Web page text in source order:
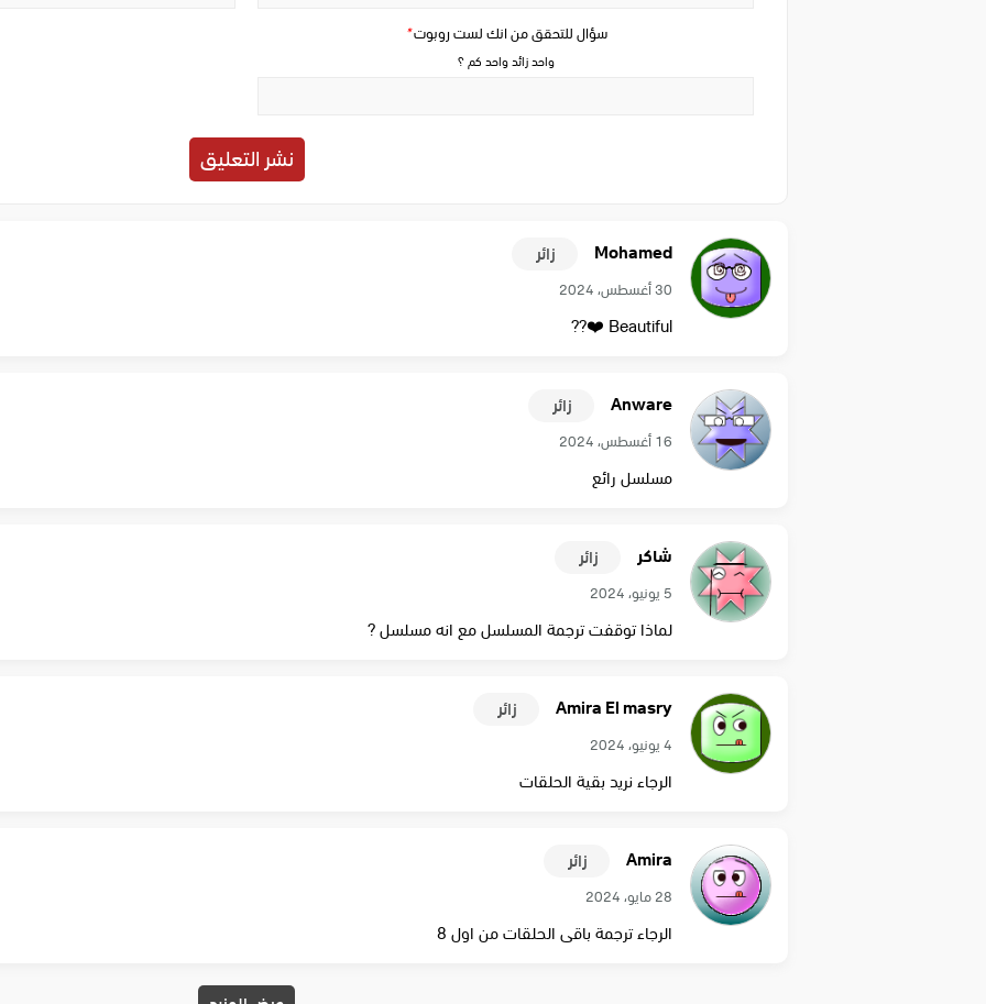
سؤال للتحقق من انك لست روبوت*
واحد زائد واحد كم ؟
Mohamed زائر
30 أغسطس، 2024
Beautiful ❤️??
Anware زائر
16 أغسطس، 2024
مسلسل رائع
شاكر زائر
5 يونيو، 2024
لماذا توقفت ترجمة المسلسل مع انه مسلسل ?
Amira El masry زائر
4 يونيو، 2024
الرجاء نريد بقية الحلقات
Amira زائر
28 مايو، 2024
الرجاء ترجمة باقى الحلقات من اول 8